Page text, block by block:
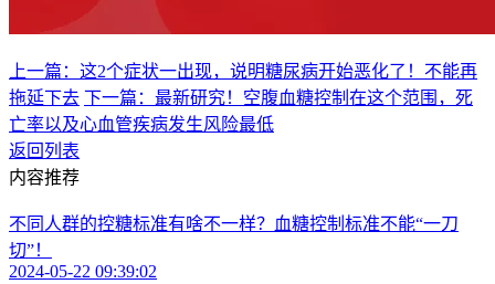
上一篇：这2个症状一出现，说明糖尿病开始恶化了！不能再
拖延下去 下一篇：最新研究！空腹血糖控制在这个范围，死
亡率以及心血管疾病发生风险最低
返回列表
内容推荐
不同人群的控糖标准有啥不一样？血糖控制标准不能“一刀
切”！
2024-05-22 09:39:02